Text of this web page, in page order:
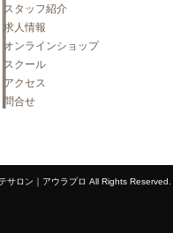
スタッフ紹介
求人情報
オンラインショップ
スクール
アクセス
問合せ
ロン｜アウラプロ All Rights Reserved.